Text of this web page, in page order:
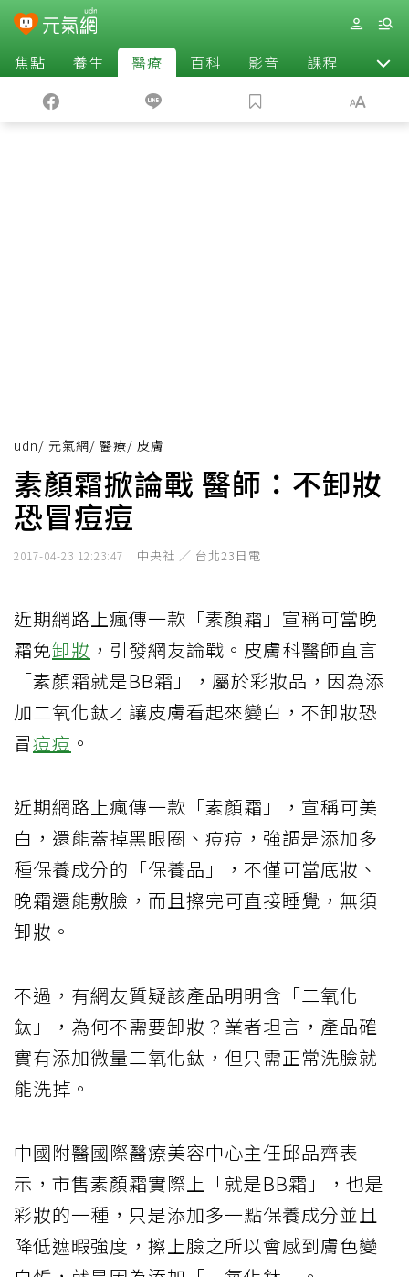
焦點 養生 醫療 百科 影音 課程 退休
udn/ 元氣網/ 醫療/ 皮膚
素顏霜掀論戰 醫師：不卸妝
恐冒痘痘
2017-04-23 12:23:47 中央社 ／ 台北23日電
近期網路上瘋傳一款「素顏霜」宣稱可當晚
霜免卸妝 ，引發網友論戰。皮膚科醫師直言
「素顏霜就是BB霜」，屬於彩妝品，因為添
加二氧化鈦才讓皮膚看起來變白，不卸妝恐
冒痘痘 。
近期網路上瘋傳一款「素顏霜」，宣稱可美
白，還能蓋掉黑眼圈、痘痘，強調是添加多
種保養成分的「保養品」，不僅可當底妝、
晚霜還能敷臉，而且擦完可直接睡覺，無須
卸妝。
不過，有網友質疑該產品明明含「二氧化
鈦」，為何不需要卸妝？業者坦言，產品確
實有添加微量二氧化鈦，但只需正常洗臉就
能洗掉。
中國附醫國際醫療美容中心主任邱品齊表
示，市售素顏霜實際上「就是BB霜」，也是
彩妝的一種，只是添加多一點保養成分並且
降低遮暇強度，擦上臉之所以會感到膚色變